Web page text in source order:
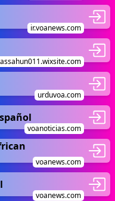
ir.voanews.com
urduvoa.com
voanoticias.com
voanews.com
voanews.com